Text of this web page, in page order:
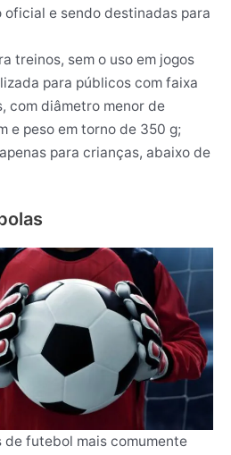
e sendo destinadas para
treinos, sem o uso em jogos
para públicos com faixa
com diâmetro menor de
e peso em torno de 350 g;
para crianças, abaixo de
futebol mais comumente